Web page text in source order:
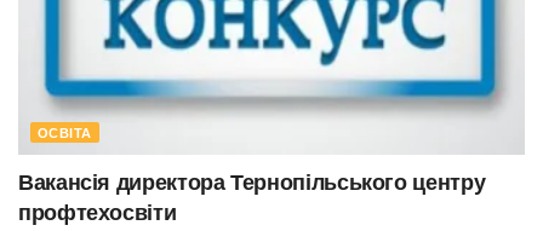
ОСВІТА
Вакансія директора Тернопільського центру
профтехосвіти